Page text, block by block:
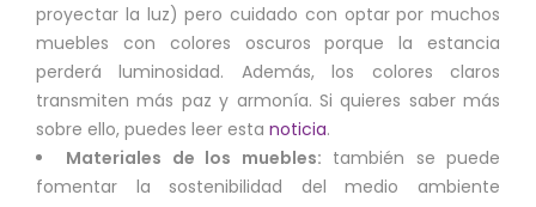
proyectar la luz) pero cuidado con optar por muchos
muebles con colores oscuros porque la estancia
perderá luminosidad. Además, los colores claros
transmiten más paz y armonía. Si quieres saber más
sobre ello, puedes leer esta noticia.
Materiales de los muebles: también se puede
fomentar la sostenibilidad del medio ambiente